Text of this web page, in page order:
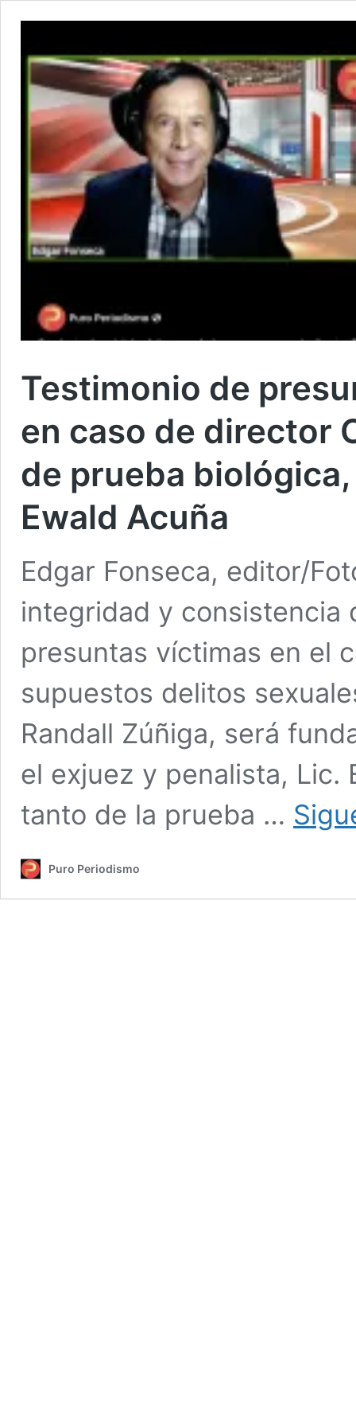
Testimonio de
en caso de director
de prueba
Ewald Acuña
Edgar Fonseca, editor/
integridad y consistencia
presuntas víctimas en el
supuestos delitos
Randall Zúñiga, será
el exjuez y penalista, Lic.
tanto de la prueba …
Puro Periodismo